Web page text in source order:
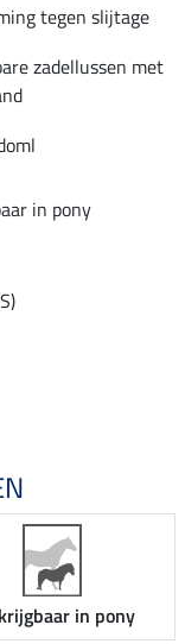
tegen slijtage
zadellussen met
in pony
in pony